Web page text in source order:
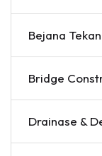
Bejana
Bridge
Drainase &